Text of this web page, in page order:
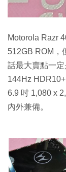
Motorola Razr
512GB ROM，
話最大賣點一
144Hz
6.9 吋 1,080 x
內外兼備。